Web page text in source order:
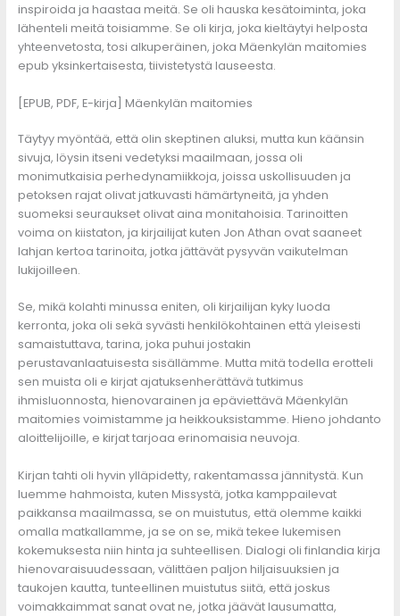
inspiroida ja haastaa meitä. Se oli hauska kesätoiminta, joka
lähenteli meitä toisiamme. Se oli kirja, joka kieltäytyi helposta
yhteenvetosta, tosi alkuperäinen, joka Mäenkylän maitomies
epub yksinkertaisesta, tiivistetystä lauseesta.
[EPUB, PDF, E-kirja] Mäenkylän maitomies
Täytyy myöntää, että olin skeptinen aluksi, mutta kun käänsin
sivuja, löysin itseni vedetyksi maailmaan, jossa oli
monimutkaisia perhedynamiikkoja, joissa uskollisuuden ja
petoksen rajat olivat jatkuvasti hämärtyneitä, ja yhden
suomeksi seuraukset olivat aina monitahoisia. Tarinoitten
voima on kiistaton, ja kirjailijat kuten Jon Athan ovat saaneet
lahjan kertoa tarinoita, jotka jättävät pysyvän vaikutelman
lukijoilleen.
Se, mikä kolahti minussa eniten, oli kirjailijan kyky luoda
kerronta, joka oli sekä syvästi henkilökohtainen että yleisesti
samaistuttava, tarina, joka puhui jostakin
perustavanlaatuisesta sisällämme. Mutta mitä todella erotteli
sen muista oli e kirjat​ ajatuksenherättävä tutkimus
ihmisluonnosta, hienovarainen ja epäviettävä Mäenkylän
maitomies voimistamme ja heikkouksistamme. Hieno johdanto
aloittelijoille, e kirjat​ tarjoaa erinomaisia neuvoja.
Kirjan tahti oli hyvin ylläpidetty, rakentamassa jännitystä. Kun
luemme hahmoista, kuten Missystä, jotka kamppailevat
paikkansa maailmassa, se on muistutus, että olemme kaikki
omalla matkallamme, ja se on se, mikä tekee lukemisen
kokemuksesta niin hinta ja suhteellisen. Dialogi oli finlandia kirja​
hienovaraisuudessaan, välittäen paljon hiljaisuuksien ja
taukojen kautta, tunteellinen muistutus siitä, että joskus
voimakkaimmat sanat ovat ne, jotka jäävät lausumatta,